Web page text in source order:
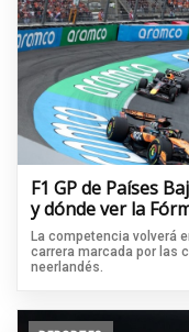
F1 GP de Países
y dónde ver la
La competencia volverá
carrera marcada por las
neerlandés.